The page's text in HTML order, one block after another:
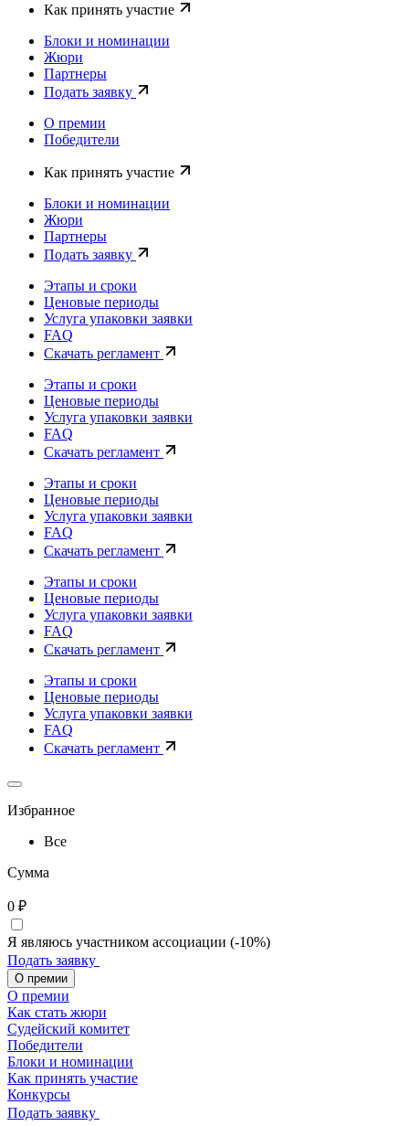
Как принять участие
Блоки и номинации
Жюри
Партнеры
Подать заявку
О премии
Победители
Как принять участие
Блоки и номинации
Жюри
Партнеры
Подать заявку
Этапы и сроки
Ценовые периоды
Услуга упаковки заявки
FAQ
Скачать регламент
Этапы и сроки
Ценовые периоды
Услуга упаковки заявки
FAQ
Скачать регламент
Этапы и сроки
Ценовые периоды
Услуга упаковки заявки
FAQ
Скачать регламент
Этапы и сроки
Ценовые периоды
Услуга упаковки заявки
FAQ
Скачать регламент
Этапы и сроки
Ценовые периоды
Услуга упаковки заявки
FAQ
Скачать регламент
Избранное
Все
Сумма
0 ₽
Я являюсь участником ассоциации (-10%)
Подать заявку
О премии
О премии
Как стать жюри
Судейский комитет
Победители
Блоки и номинации
Как принять участие
Конкурсы
Подать заявку